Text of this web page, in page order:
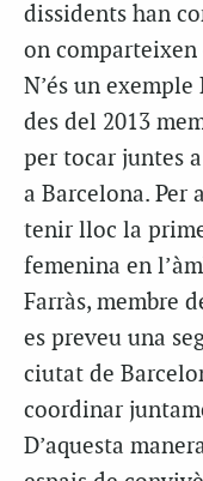
dissidents han
on
N’és un
des del 2013
per tocar juntes
a Barcelona. Per
tenir lloc la
femenina en
Farràs, membre
es preveu una
ciutat de
coordinar
D’aquesta